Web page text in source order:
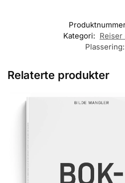
Kategori:
Plassering:
Relaterte produkter